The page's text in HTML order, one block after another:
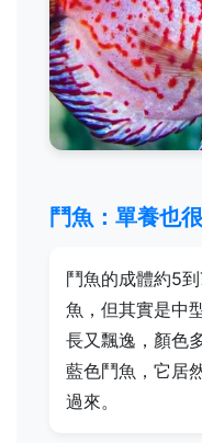
鬥魚：單養也
鬥魚的成體約5
魚，但其實是中
長又飄逸，顏色
藍色鬥魚，它居
過來。